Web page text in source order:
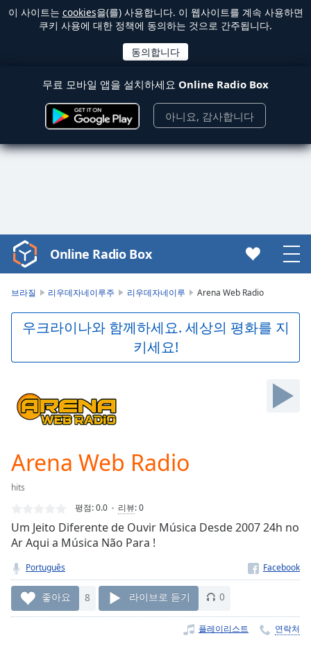
이 사이트는 cookies을(를) 사용합니다. 이 웹사이트를 계속 사용하면
쿠키 사용에 대한 정책에 동의하는 것으로 간주됩니다.
무료 모바일 앱을 설치하세요 Online Radio Box
아니요, 감사합니다
Video
Player
Play
Video
Skip
Skip
Forward
Mute
Loaded
Stream
TypeLIVE
live,
currently
behind
LIVE
Remaining
Online Radio Box
브라질 리우데자네이루주 리우데자네이루 Arena Web Radio
우크라이나와 함께하세요. 세상의 평화를 지
키세요!
Arena Web Radio
hits
평점:0.0 리뷰:0
Um Jeito Diferente de Ouvir Música Desde 2007 24h no
Ar Aqui a Música Não Para !
Português
좋아요 8 라이브로 듣기 0
플레이리스트 연락처